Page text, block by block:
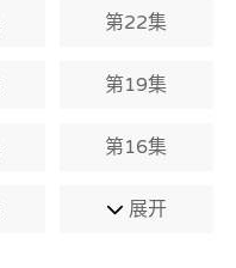
第22集
第19集
第16集
展开